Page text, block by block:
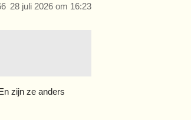
28 juli 2026 om 16:23
zijn ze anders